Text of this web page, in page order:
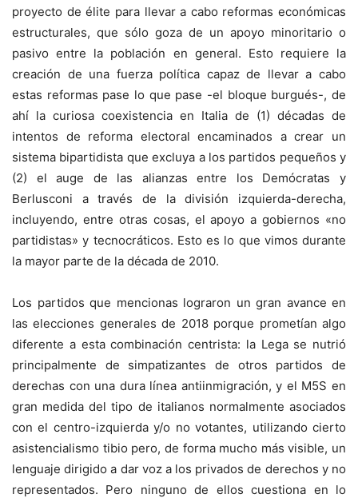
proyecto de élite para llevar a cabo reformas económicas
estructurales, que sólo goza de un apoyo minoritario o
pasivo entre la población en general. Esto requiere la
creación de una fuerza política capaz de llevar a cabo
estas reformas pase lo que pase -el bloque burgués-, de
ahí la curiosa coexistencia en Italia de (1) décadas de
intentos de reforma electoral encaminados a crear un
sistema bipartidista que excluya a los partidos pequeños y
(2) el auge de las alianzas entre los Demócratas y
Berlusconi a través de la división izquierda-derecha,
incluyendo, entre otras cosas, el apoyo a gobiernos «no
partidistas» y tecnocráticos. Esto es lo que vimos durante
la mayor parte de la década de 2010.
Los partidos que mencionas lograron un gran avance en
las elecciones generales de 2018 porque prometían algo
diferente a esta combinación centrista: la Lega se nutrió
principalmente de simpatizantes de otros partidos de
derechas con una dura línea antiinmigración, y el M5S en
gran medida del tipo de italianos normalmente asociados
con el centro-izquierda y/o no votantes, utilizando cierto
asistencialismo tibio pero, de forma mucho más visible, un
lenguaje dirigido a dar voz a los privados de derechos y no
representados. Pero ninguno de ellos cuestiona en lo